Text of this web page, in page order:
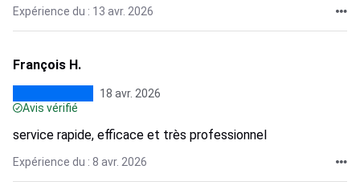
Expérience du : 13 avr. 2026
François H.
18 avr. 2026
Avis vérifié
service rapide, efficace et très professionnel
Expérience du : 8 avr. 2026